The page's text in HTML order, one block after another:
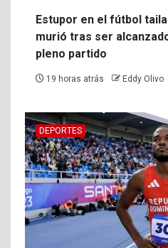
Estupor en el fútbol
murió tras ser
pleno partido
19 horas atrás Eddy Olivo
DEPORTES